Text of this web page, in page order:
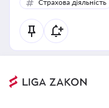
Страхова діяльність